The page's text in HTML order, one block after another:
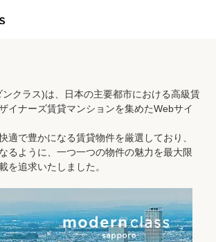
クラス)は、日本の主要都市における高級賃
イナーズ賃貸マンションを集めたWebサイ
適で豊かになる賃貸物件を厳選しており、
るように、一つ一つの物件の魅力を最大限
を追求いたしました。